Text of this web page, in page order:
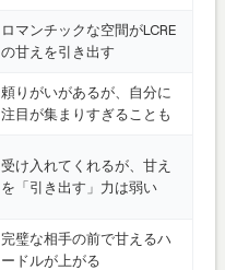
ロマンチックな空間がLCRE
の甘えを引き出す
頼りがいがあるが、自分に
注目が集まりすぎることも
受け入れてくれるが、甘え
を「引き出す」力は弱い
完璧な相手の前で甘えるハ
ードルが上がる